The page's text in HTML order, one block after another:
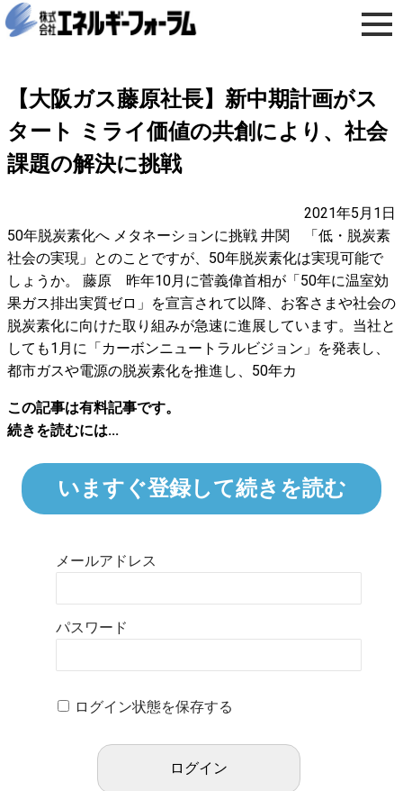
【大阪ガス藤原社長】新中期計画がス
タート ミライ価値の共創により、社会
課題の解決に挑戦
2021年5月1日
50年脱炭素化へ メタネーションに挑戦 井関 「低・脱炭素
社会の実現」とのことですが、50年脱炭素化は実現可能で
しょうか。 藤原 昨年10月に菅義偉首相が「50年に温室効
果ガス排出実質ゼロ」を宣言されて以降、お客さまや社会の
脱炭素化に向けた取り組みが急速に進展しています。当社と
しても1月に「カーボンニュートラルビジョン」を発表し、
都市ガスや電源の脱炭素化を推進し、50年カ
この記事は有料記事です。
続きを読むには...
いますぐ登録して続きを読む
メールアドレス
パスワード
ログイン状態を保存する